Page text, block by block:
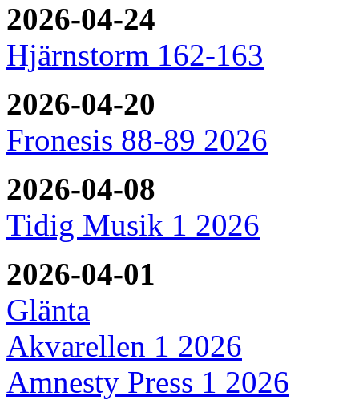
2026-04-24
Hjärnstorm 162-163
2026-04-20
Fronesis 88-89 2026
2026-04-08
Tidig Musik 1 2026
2026-04-01
Glänta
Akvarellen 1 2026
Amnesty Press 1 2026